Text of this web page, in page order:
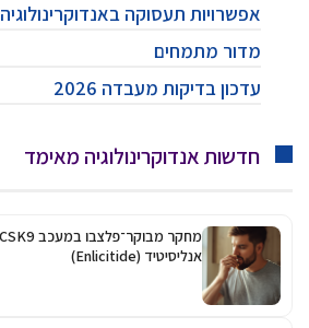
אפשרויות תעסוקה באנדוקרינולוגיה
מדור מתמחים
עדכון בדיקות מעבדה 2026
חדשות אנדוקרינולוגיה מאימד
אנליסיטיד (Enlicitide)